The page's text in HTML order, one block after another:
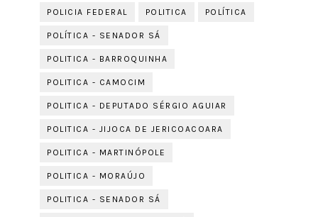
POLICIA FEDERAL POLITICA POLÍTICA
POLÍTICA - SENADOR SÁ
POLITICA - BARROQUINHA
POLITICA - CAMOCIM
POLITICA - DEPUTADO SÉRGIO AGUIAR
POLITICA - JIJOCA DE JERICOACOARA
POLITICA - MARTINÓPOLE
POLITICA - MORAÚJO
POLITICA - SENADOR SÁ